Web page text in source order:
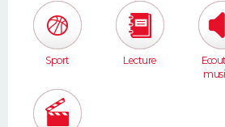
Sport Lecture